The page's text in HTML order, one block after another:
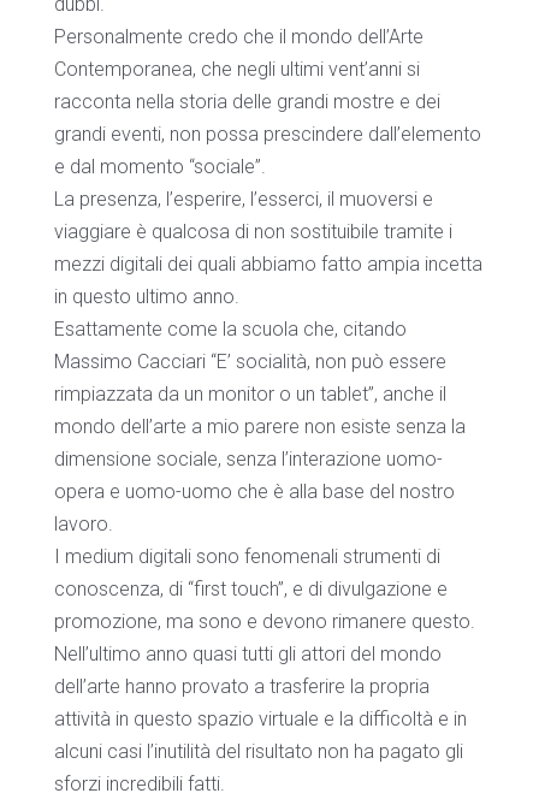
Personalmente credo che il mondo dell’Arte
Contemporanea, che negli ultimi vent’anni si
racconta nella storia delle grandi mostre e dei
grandi eventi, non possa prescindere dall’elemento
e dal momento “sociale”.
La presenza, l’esperire, l’esserci, il muoversi e
viaggiare è qualcosa di non sostituibile tramite i
mezzi digitali dei quali abbiamo fatto ampia incetta
in questo ultimo anno.
Esattamente come la scuola che, citando
Massimo Cacciari “E’ socialità, non può essere
rimpiazzata da un monitor o un tablet”, anche il
mondo dell’arte a mio parere non esiste senza la
dimensione sociale, senza l’interazione uomo-
opera e uomo-uomo che è alla base del nostro
lavoro.
I medium digitali sono fenomenali strumenti di
conoscenza, di “first touch”, e di divulgazione e
promozione, ma sono e devono rimanere questo.
Nell’ultimo anno quasi tutti gli attori del mondo
dell’arte hanno provato a trasferire la propria
attività in questo spazio virtuale e la difficoltà e in
alcuni casi l’inutilità del risultato non ha pagato gli
sforzi incredibili fatti.